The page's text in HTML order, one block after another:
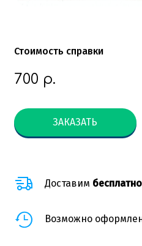
Стоимость справки
700 р.
ЗАКАЗАТЬ
Доставим бесплатно
Возможно